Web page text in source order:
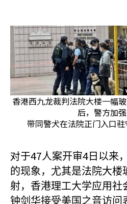
香港西九龙裁判法院大楼一幅
后，警方加强
带同警犬在法院正门入口
对于47人案开审4 日以来
的现象，尤其是法院大楼
射，香港理工大学应用社
钟剑华接受美国之音访问